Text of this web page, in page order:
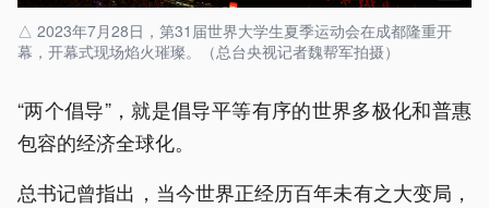
△ 2023年7月28日，第31届世界大学生夏季运动会在成都隆重开
幕，开幕式现场焰火璀璨。（总台央视记者魏帮军拍摄）
“两个倡导”，就是倡导平等有序的世界多极化和普惠
包容的经济全球化。
总书记曾指出，当今世界正经历百年未有之大变局，